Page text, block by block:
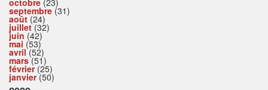
septembre (31)
août (24)
juillet(32)
juin (42)
mai (53)
avril(52)
mars(51)
février(25)
janvier(50)